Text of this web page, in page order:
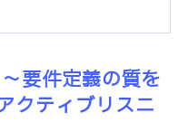
要件定義の質を
クティブリスニ